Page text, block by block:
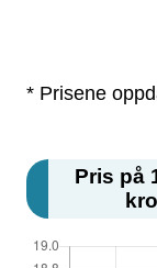
* Prisene
Pris på